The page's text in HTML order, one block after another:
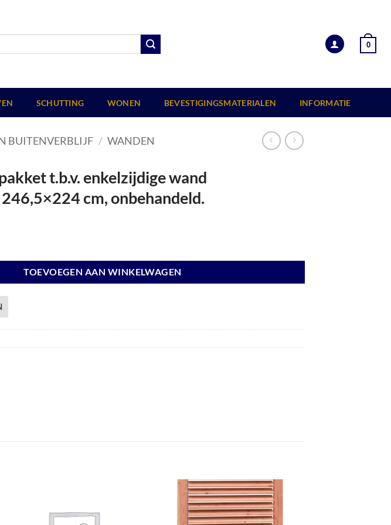
0
SCHUTTING WONEN BEVESTIGINGSMATERIALEN INFORMATIE
BUITENVERBLIJF / WANDEN
t.b.v. enkelzijdige wand
cm, onbehandeld.
TOEVOEGEN AAN WINKELWAGEN